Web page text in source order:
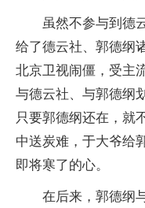
虽然不参与到德
给了德云社、郭德纲
北京卫视闹僵，受主
与德云社、与郭德纲
只要郭德纲还在，就
中送炭难，于大爷给
即将寒了的心。
在后来，郭德纲